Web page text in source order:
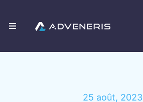
au
Toggle
25 août, 2023